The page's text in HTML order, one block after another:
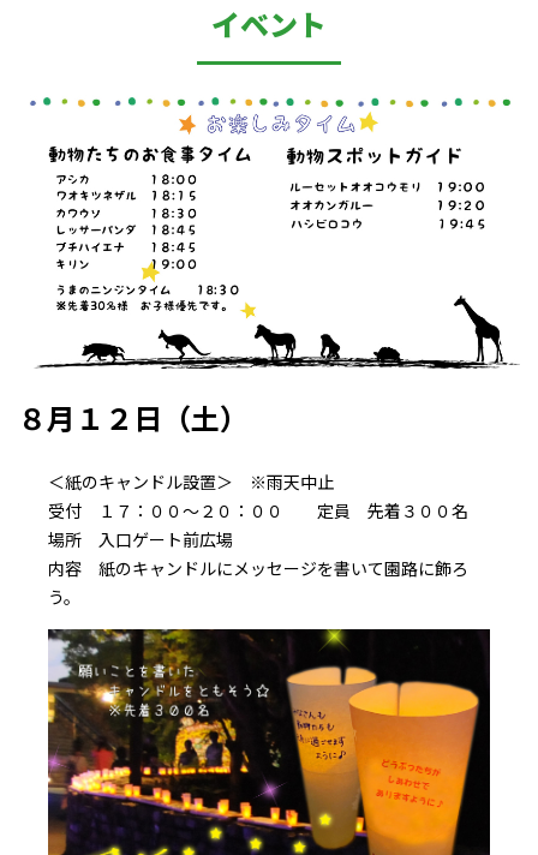
イベント
８月１２日（土）
＜紙のキャンドル設置＞ ※雨天中止
受付 １７：００～２０：００ 定員 先着３００名
場所 入口ゲート前広場
内容 紙のキャンドルにメッセージを書いて園路に飾ろ
う。